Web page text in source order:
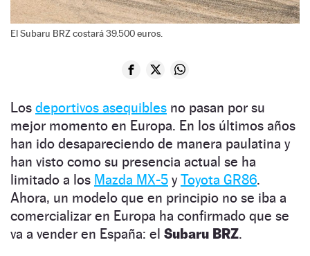
El Subaru BRZ costará 39.500 euros.
Los deportivos asequibles no pasan por su
mejor momento en Europa. En los últimos años
han ido desapareciendo de manera paulatina y
han visto como su presencia actual se ha
limitado a los Mazda MX-5 yToyota GR86.
Ahora, un modelo que en principio no se iba a
comercializar en Europa ha confirmado que se
va a vender en España: el Subaru BRZ.